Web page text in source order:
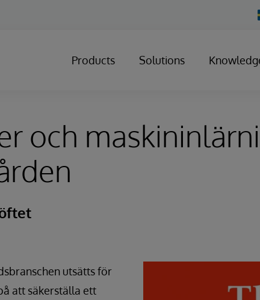
Products Solutions
och
utsätts för
att säkerställa ett